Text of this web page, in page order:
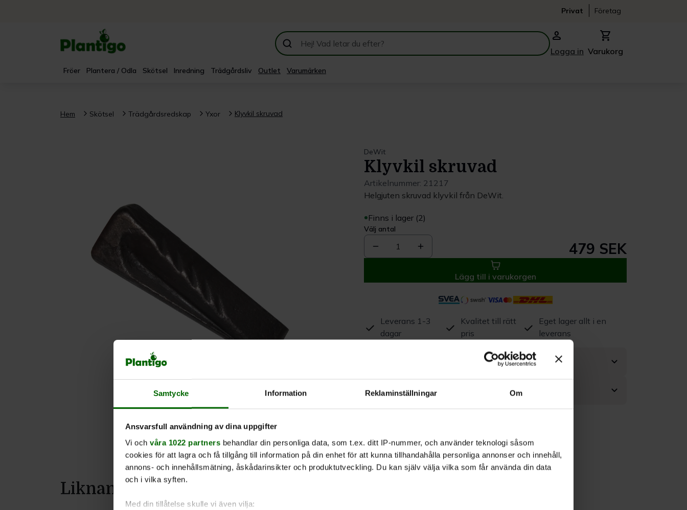
Samtycke Information Reklaminställningar Om
Ansvarsfull användning av dina uppgifter
Vi och våra 1022 partners behandlar din personliga data, som t.ex. ditt IP-nummer, och använder teknologi såsom
cookies för att lagra och få tillgång till information på din enhet för att kunna tillhandahålla personliga annonser och innehåll,
annons- och innehållsmätning, åskådarinsikter och produktutveckling. Du kan själv välja vilka som får använda din data
och i vilka syften.
Med din tillåtelse skulle vi även vilja:
Privat Företag
person
Logga in
shopping_cart
Varukorg
Fröer Plantera / Odla Skötsel Inredning Trädgårdsliv Outlet Varumärken
Hem Skötsel Trädgårdsredskap Yxor Klyvkil skruvad
DeWit
Klyvkil skruvad
Artikelnummer: 21217
Helgjuten skruvad klyvkil från DeWit.
Finns i lager (2)
Välj antal
1 479 SEK
Lägg till i varukorgen
Leverans 1-3
dagar
Kvalitet till rätt
pris
Eget lager allt i en
leverans
Produktrecensioner
Liknande produkter